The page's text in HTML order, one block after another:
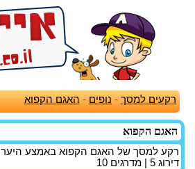
רקעים למסך - נופים - האגם הקפוא
האגם הקפוא
רקע למסך של האגם הקפוא באמצע היער
דירוג 5 | מדרגים 10